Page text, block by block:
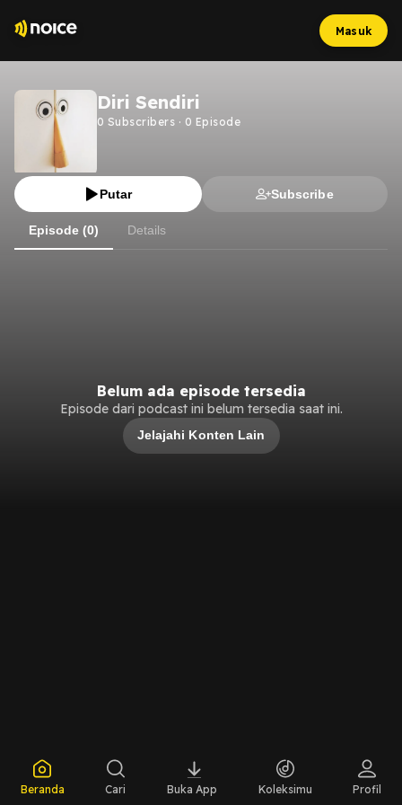
Masuk
Diri Sendiri
0 Subscribers · 0 Episode
Putar Subscribe
Episode (0) Details
Belum ada episode tersedia
Episode dari podcast ini belum tersedia saat ini.
Jelajahi Konten Lain
Beranda Cari Buka App Koleksimu Profil